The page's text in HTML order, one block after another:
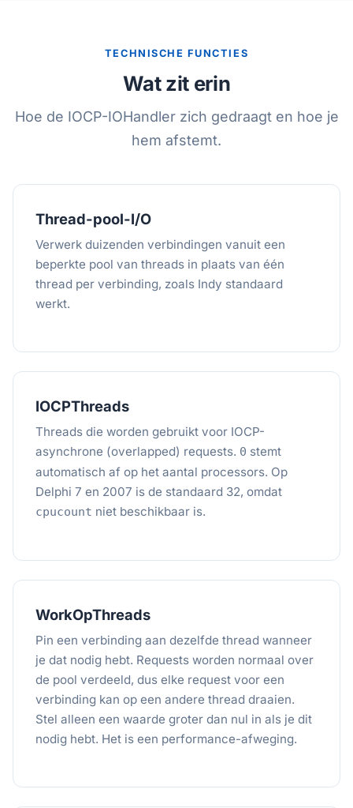
TECHNISCHE FUNCTIES
Wat zit erin
Hoe de IOCP-IOHandler zich gedraagt en hoe je
hem afstemt.
Thread-pool-I/O
Verwerk duizenden verbindingen vanuit een
beperkte pool van threads in plaats van één
thread per verbinding, zoals Indy standaard
werkt.
IOCPThreads
Threads die worden gebruikt voor IOCP-
asynchrone (overlapped) requests. 0 stemt
automatisch af op het aantal processors. Op
Delphi 7 en 2007 is de standaard 32, omdat
cpucount niet beschikbaar is.
WorkOpThreads
Pin een verbinding aan dezelfde thread wanneer
je dat nodig hebt. Requests worden normaal over
de pool verdeeld, dus elke request voor een
verbinding kan op een andere thread draaien.
Stel alleen een waarde groter dan nul in als je dit
nodig hebt. Het is een performance-afweging.